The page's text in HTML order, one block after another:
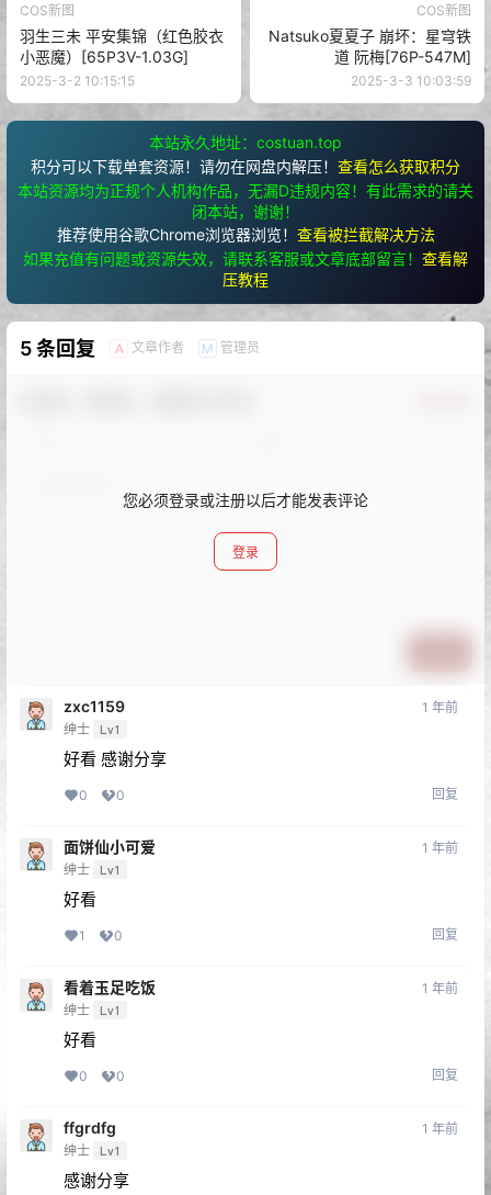
COS新图
羽生三未 平安集锦（红色胶衣
小恶魔）[65P3V-1.03G]
2025-3-2 10:15:15
COS新图
Natsuko夏夏子 崩坏：星穹铁
道 阮梅[76P-547M]
2025-3-3 10:03:59
本站永久地址：costuan.top
积分可以下载单套资源！请勿在网盘内解压！ 查看怎么获取积分
本站资源均为正规个人机构作品，无漏D违规内容！有此需求的请关
闭本站，谢谢！
推荐使用谷歌Chrome浏览器浏览！ 查看被拦截解决方法
如果充值有问题或资源失效，请联系客服或文章底部留言！ 查看解
压教程
5 条回复 A 文章作者 M 管理员
您必须登录或注册以后才能发表评论
登录
zxc1159
绅士 Lv1
1 年前
好看 感谢分享
0 0 回复
面饼仙小可爱
绅士 Lv1
1 年前
好看
1 0 回复
看着玉足吃饭
绅士 Lv1
1 年前
好看
0 0 回复
ffgrdfg
绅士 Lv1
1 年前
感谢分享